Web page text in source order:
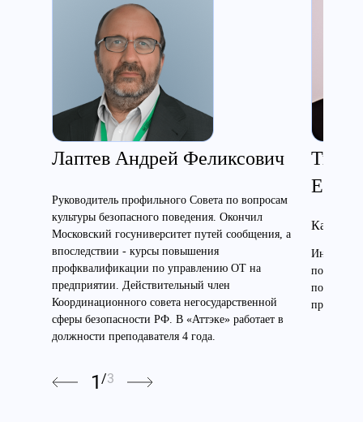
Лаптев Андрей Феликсович
Руководитель профильного Совета по вопросам
культуры безопасного поведения. Окончил
Московский госуниверситет путей сообщения, а
впоследствии - курсы повышения
профквалификации по управлению ОТ на
предприятии. Действительный член
Координационного совета негосударственной
сферы безопасности РФ. В «Аттэке» работает в
должности преподавателя 4 года.
Инженер
по
по
1 /3